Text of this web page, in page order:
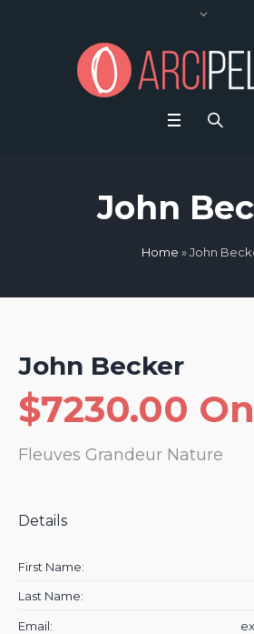
John
Home »John
John Becker
$7230.00
Fleuves Grandeur Nature
Details
First Name:
Last Name:
Email: